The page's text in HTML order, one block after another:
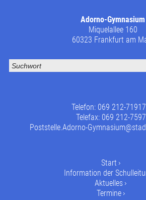
Adorno-Gymnasium
Miquelallee 160
60323 Frankfurt am
Telefon: 069 212-71917
Telefax: 069 212-
Poststelle.Adorno-
Start
Information der
Aktuelles
Termine